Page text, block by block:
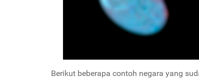
Berikut beberapa contoh negara yang